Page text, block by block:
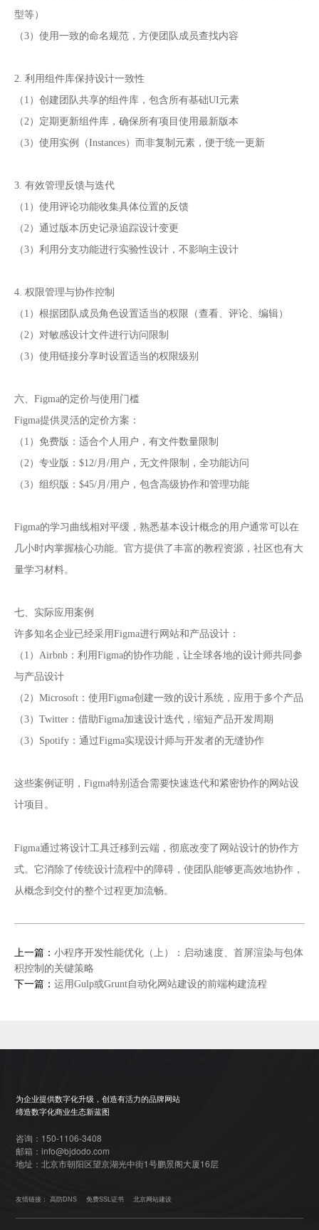
型等）
（3）使用一致的命名规范，方便团队成员查找内容
2. 利用组件库保持设计一致性
（1）创建团队共享的组件库，包含所有基础UI元素
（2）定期更新组件库，确保所有项目使用最新版本
（3）使用实例（Instances）而非复制元素，便于统一更新
3. 有效管理反馈与迭代
（1）使用评论功能收集具体位置的反馈
（2）通过版本历史记录追踪设计变更
（3）利用分支功能进行实验性设计，不影响主设计
4. 权限管理与协作控制
（1）根据团队成员角色设置适当的权限（查看、评论、编辑）
（2）对敏感设计文件进行访问限制
（3）使用链接分享时设置适当的权限级别
六、Figma的定价与使用门槛
Figma提供灵活的定价方案：
（1）免费版：适合个人用户，有文件数量限制
（2）专业版：$12/月/用户，无文件限制，全功能访问
（3）组织版：$45/月/用户，包含高级协作和管理功能
Figma的学习曲线相对平缓，熟悉基本设计概念的用户通常可以在
几小时内掌握核心功能。官方提供了丰富的教程资源，社区也有大
量学习材料。
七、实际应用案例
许多知名企业已经采用Figma进行网站和产品设计：
（1）Airbnb：利用Figma的协作功能，让全球各地的设计师共同参
与产品设计
（2）Microsoft：使用Figma创建一致的设计系统，应用于多个产品
（3）Twitter：借助Figma加速设计迭代，缩短产品开发周期
（3）Spotify：通过Figma实现设计师与开发者的无缝协作
这些案例证明，Figma特别适合需要快速迭代和紧密协作的网站设
计项目。
Figma通过将设计工具迁移到云端，彻底改变了 网站设计的协作方
式。它消除了传统设计流程中的障碍，使团队能够更高效地协作，
从概念到交付的整个过程更加流畅。
上一篇： 小程序开发性能优化（上）：启动速度、首屏渲染与包体
积控制的关键策略
下一篇： 运用Gulp或Grunt自动化网站建设的前端构建流程
为企业提供数字化升级，创造有活力的品牌网站
缔造数字化商业生态新蓝图
咨询：150-1106-3408
邮箱：info@bjdodo.com
地址：北京市朝阳区望京湖光中街1号鹏景阁大厦16层
友情链接： 高防DNS 免费SSL证书 北京网站建设